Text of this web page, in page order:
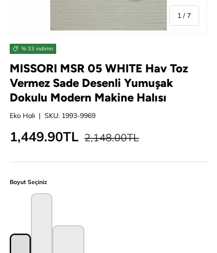
1 / /7
% 33 indirim
MISSORI MSR 05 WHITE Hav Toz
Vermez Sade Desenli Yumuşak
Dokulu Modern Makine Halısı
Eko Halı | SKU: 1993-9969
İndirimli fiyat
1,449.90TL Normal fiyat
2,148.00TL
Boyut Seçiniz